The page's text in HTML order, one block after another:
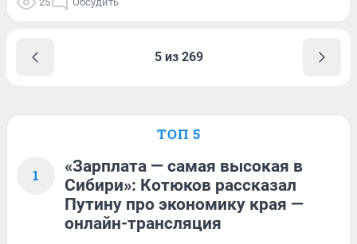
5 из 269
ТОП 5
1
«Зарплата — самая высокая в
Сибири»: Котюков рассказал
Путину про экономику края —
онлайн-трансляция